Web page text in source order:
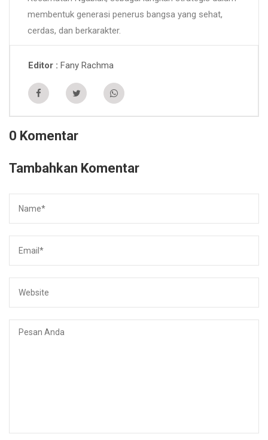
membentuk generasi penerus bangsa yang sehat,
cerdas, dan berkarakter.
Editor Fany Rachma
0 Komentar
Tambahkan Komentar